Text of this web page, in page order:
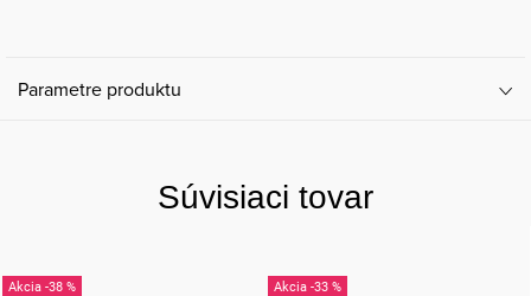
Parametre produktu
Súvisiaci tovar
-38 % -33 %